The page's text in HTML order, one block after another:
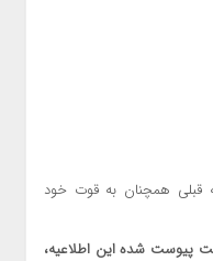
قبلی همچنان به قوت خود
پیوست شده این اطلاعیه،